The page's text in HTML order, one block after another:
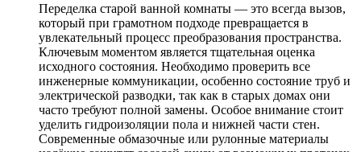
Переделка старой ванной комнаты — это всегда вызов,
который при грамотном подходе превращается в
увлекательный процесс преобразования пространства.
Ключевым моментом является тщательная оценка
исходного состояния. Необходимо проверить все
инженерные коммуникации, особенно состояние труб и
электрической разводки, так как в старых домах они
часто требуют полной замены. Особое внимание стоит
уделить гидроизоляции пола и нижней части стен.
Современные обмазочные или рулонные материалы